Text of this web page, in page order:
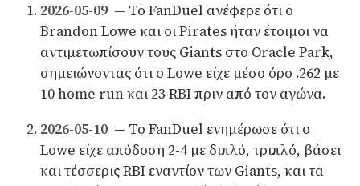
2026-05-09 — Το FanDuel ανέφερε ότι ο
Brandon Lowe και οι Pirates ήταν έτοιμοι να
αντιμετωπίσουν τους Giants στο Oracle Park,
σημειώνοντας ότι ο Lowe είχε μέσο όρο .262 με
10 home run και 23 RBI πριν από τον αγώνα.
2026-05-10 — Το FanDuel ενημέρωσε ότι ο
Lowe είχε απόδοση 2-4 με διπλό, τριπλό, βάσει
και τέσσερις RBI εναντίον των Giants, και τα